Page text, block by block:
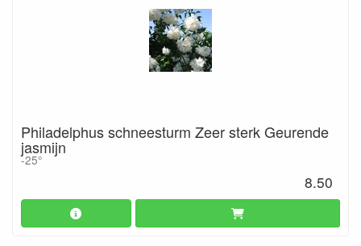
Philadelphus schneesturm Zeer sterk Geurende
jasmijn
-25°
8.50